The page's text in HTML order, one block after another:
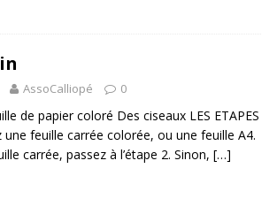
AssoCalliopé 0
de papier coloré Des ciseaux LES ETAPES
une feuille carrée colorée, ou une feuille A4.
carrée, passez à l’étape 2. Sinon, […]